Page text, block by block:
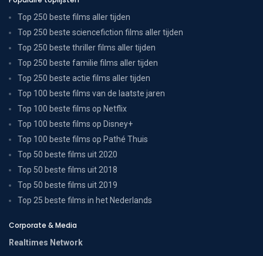
Top 250 beste films aller tijden
Top 250 beste sciencefiction films aller tijden
Top 250 beste thriller films aller tijden
Top 250 beste familie films aller tijden
Top 250 beste actie films aller tijden
Top 100 beste films van de laatste jaren
Top 100 beste films op Netflix
Top 100 beste films op Disney+
Top 100 beste films op Pathé Thuis
Top 50 beste films uit 2020
Top 50 beste films uit 2018
Top 50 beste films uit 2019
Top 25 beste films in het Nederlands
Corporate & Media
Realtimes Network